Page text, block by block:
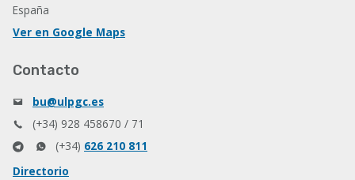
España
Ver en Google Maps
Contacto
bu@ulpgc.es
(+34) 928 458670 / 71
(+34) 626 210 811
Directorio